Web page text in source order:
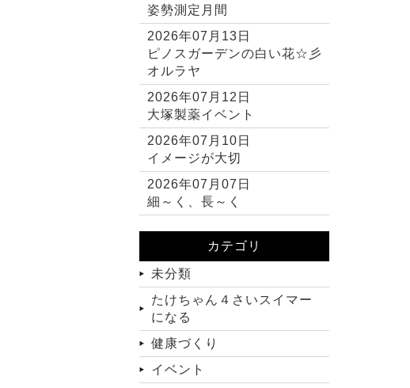
姿勢測定月間
2026年07月13日
ピノスガーデンの白い花☆彡
オルラヤ
2026年07月12日
大塚製薬イベント
2026年07月10日
イメージが大切
2026年07月07日
細～く、長～く
カテゴリ
未分類
たけちゃん４さいスイマー
になる
健康づくり
イベント